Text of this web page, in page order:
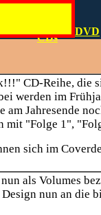
CDs
DVD
CD-Reihe, die
werden im
am Jahresende
mit "Folge 1",
sich im
als Volumes
nun an die